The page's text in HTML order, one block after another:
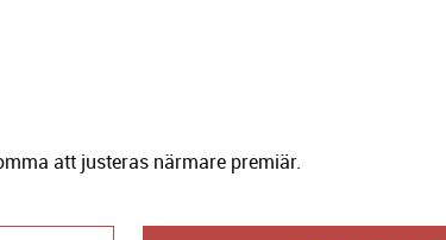
att justeras närmare premiär.